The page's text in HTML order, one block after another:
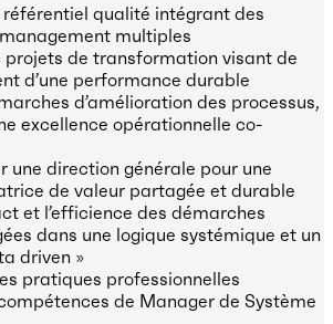
qualité intégrant des
multiples
projets de transformation visant de
d’une performance durable
d’amélioration des processus,
excellence opérationnelle co-
une direction générale pour une
de valeur partagée et durable
et l’efficience des démarches
dans une logique systémique et un
driven »
pratiques professionnelles
de Manager de Système